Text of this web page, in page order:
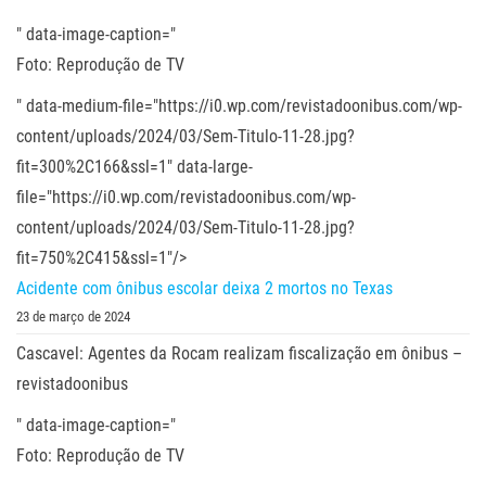
" data-image-caption="
Foto: Reprodução de TV
" data-medium-file="https://i0.wp.com/revistadoonibus.com/wp-
content/uploads/2024/03/Sem-Titulo-11-28.jpg?
fit=300%2C166&ssl=1" data-large-
file="https://i0.wp.com/revistadoonibus.com/wp-
content/uploads/2024/03/Sem-Titulo-11-28.jpg?
fit=750%2C415&ssl=1"/>
Acidente com ônibus escolar deixa 2 mortos no Texas
23 de março de 2024
Cascavel: Agentes da Rocam realizam fiscalização em ônibus –
revistadoonibus
" data-image-caption="
Foto: Reprodução de TV